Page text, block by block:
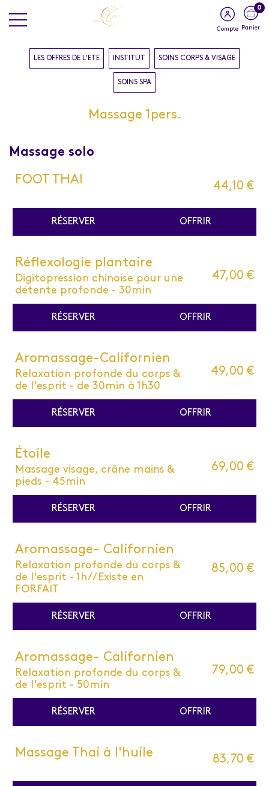
Compte
0
Panier
LES OFFRES DE L'ETE INSTITUT SOINS CORPS & VISAGE
SOINS SPA
Massage 1pers.
Massage solo
FOOT THAI
44,10 €
RÉSERVER OFFRIR
Réflexologie plantaire
Digitopression chinoise pour une
détente profonde - 30min
47,00 €
RÉSERVER OFFRIR
Aromassage-Californien
Relaxation profonde du corps &
de l'esprit - de 30min à 1h30
49,00 €
RÉSERVER OFFRIR
Étoile
Massage visage, crâne mains &
pieds - 45min
69,00 €
RÉSERVER OFFRIR
Aromassage- Californien
Relaxation profonde du corps &
de l'esprit - 1h//Existe en
FORFAIT
85,00 €
RÉSERVER OFFRIR
Aromassage- Californien
Relaxation profonde du corps &
de l'esprit - 50min
79,00 €
RÉSERVER OFFRIR
Massage Thai à l'huile 83,70 €